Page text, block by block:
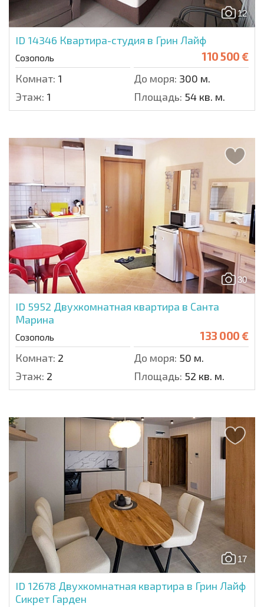
12
ID 14346 Квартира-студия в Грин Лайф
Созополь 110 500 €
Комнат: 1 До моря: 300 м.
Этаж: 1 Площадь: 54 кв. м.
30
ID 5952 Двухкомнатная квартира в Санта
Марина
Созополь 133 000 €
Комнат: 2 До моря: 50 м.
Этаж: 2 Площадь: 52 кв. м.
17
ID 12678 Двухкомнатная квартира в Грин Лайф
Сикрет Гарден